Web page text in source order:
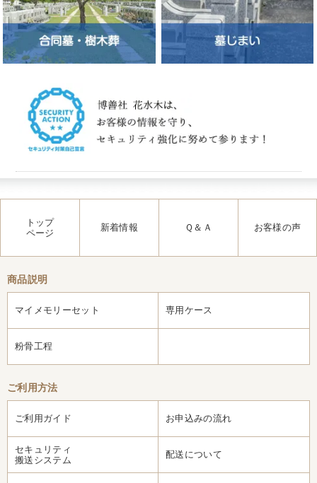
トップ
ページ
新着情報 Ｑ＆Ａ お客様の声
商品説明
マイメモリーセット 専用ケース
粉骨工程
ご利用方法
ご利用ガイド お申込みの流れ
セキュリティ
搬送システム
配送について